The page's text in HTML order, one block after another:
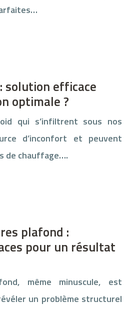
solution efficace
optimale ?
qui s’infiltrent sous nos
d’inconfort et peuvent
de chauffage….
plafond :
pour un résultat
même minuscule, est
un problème structurel